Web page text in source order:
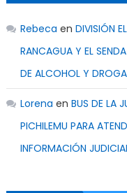
Rebeca en DIVISIÓN
RANCAGUA Y EL
DE ALCOHOL Y
Lorena en BUS DE LA
PICHILEMU PARA
INFORMACIÓN